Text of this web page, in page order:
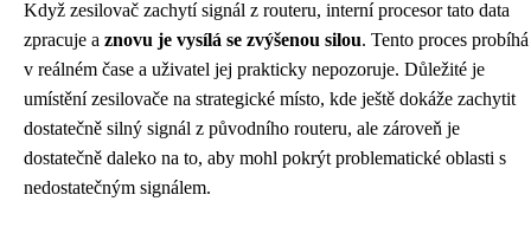
Když zesilovač zachytí signál z routeru, interní procesor tato data
zpracuje a znovu je vysílá se zvýšenou silou. Tento proces probíhá
v reálném čase a uživatel jej prakticky nepozoruje. Důležité je
umístění zesilovače na strategické místo, kde ještě dokáže zachytit
dostatečně silný signál z původního routeru, ale zároveň je
dostatečně daleko na to, aby mohl pokrýt problematické oblasti s
nedostatečným signálem.